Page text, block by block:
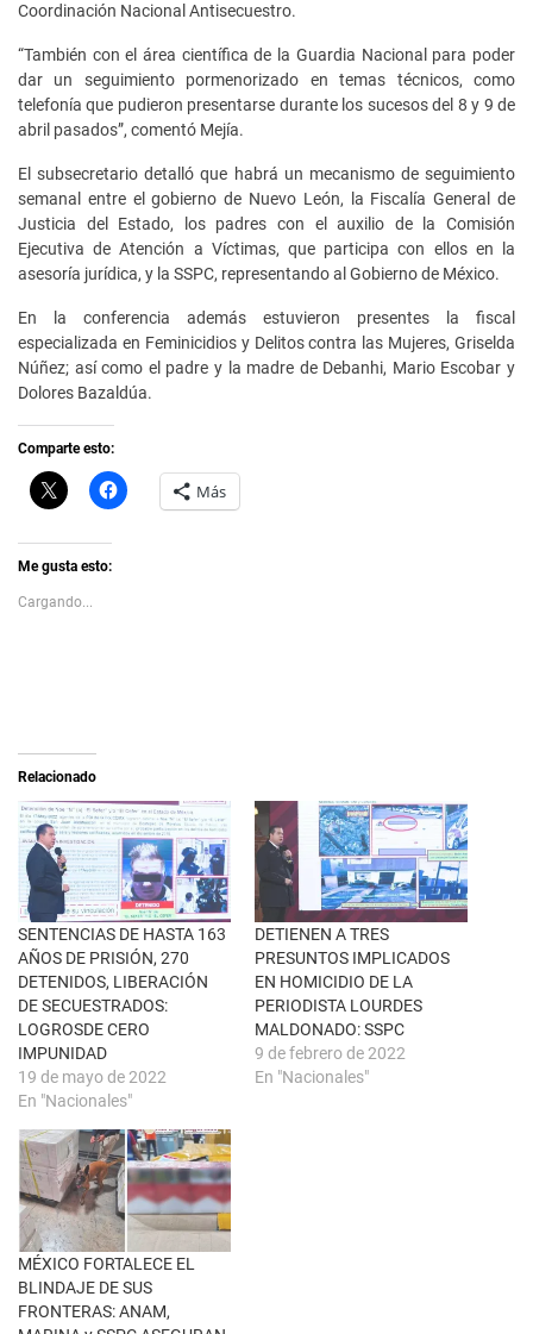
Coordinación Nacional Antisecuestro.
“También con el área científica de la Guardia Nacional para poder
dar un seguimiento pormenorizado en temas técnicos, como
telefonía que pudieron presentarse durante los sucesos del 8 y 9 de
abril pasados”, comentó Mejía.
El subsecretario detalló que habrá un mecanismo de seguimiento
semanal entre el gobierno de Nuevo León, la Fiscalía General de
Justicia del Estado, los padres con el auxilio de la Comisión
Ejecutiva de Atención a Víctimas, que participa con ellos en la
asesoría jurídica, y la SSPC, representando al Gobierno de México.
En la conferencia además estuvieron presentes la fiscal
especializada en Feminicidios y Delitos contra las Mujeres, Griselda
Núñez; así como el padre y la madre de Debanhi, Mario Escobar y
Dolores Bazaldúa.
Comparte esto:
C
l
k
t
s
h
e
b
r
e
e
n
u
n
a
v
e
n
t
a
n
a
n
u
e
v
a
)
H
a
e
n
F
a
c
e
b
o
o
k
(
S
e
a
b
r
n
u
n
v
e
n
t
a
n
a
n
u
e
v
a
)
Más
Me gusta esto:
Cargando...
Relacionado
SENTENCIAS DE HASTA 163
AÑOS DE PRISIÓN, 270
DETENIDOS, LIBERACIÓN
DE SECUESTRADOS:
LOGROSDE CERO
IMPUNIDAD
19 de mayo de 2022
En "Nacionales"
DETIENEN A TRES
PRESUNTOS IMPLICADOS
EN HOMICIDIO DE LA
PERIODISTA LOURDES
MALDONADO: SSPC
9 de febrero de 2022
En "Nacionales"
MÉXICO FORTALECE EL
BLINDAJE DE SUS
FRONTERAS: ANAM,